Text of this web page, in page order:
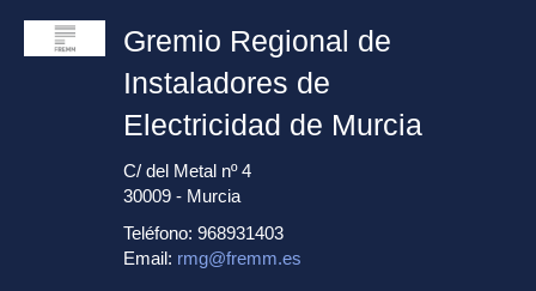
Gremio Regional de
Instaladores de
Electricidad de Murcia
C/ del Metal nº 4
30009 - Murcia
Teléfono: 968931403
Email: rmg@fremm.es